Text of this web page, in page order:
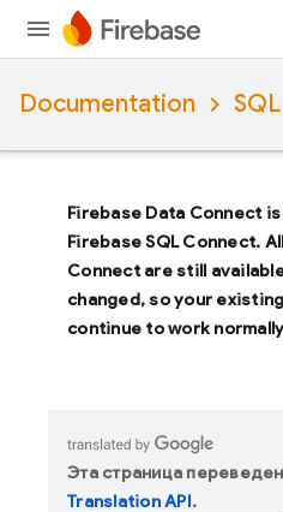
Documentation
Firebase Data Connectis
Firebase SQL Connect.
Connectare still
changed, so your
continue to work
Эта страница
Translation API.